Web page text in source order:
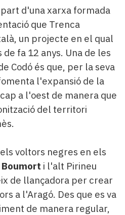
part d'una xarxa formada
que Trenca
un projecte en el qual
de fa 12 anys. Una de les
Codó és que, per la seva
l'expansió de la
cap a l'oest de manera que
del territori
voltors negres en els
Boumort i l'alt Pirineu
de llançadora per crear
a l'Aragó. Des que es va
de manera regular,